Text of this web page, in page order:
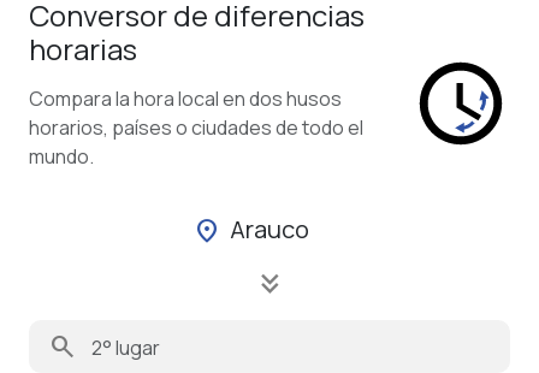
Conversor de diferencias
horarias
Compara la hora local en dos husos
horarios, países o ciudades de todo el
mundo.
location_on Arauco
keyboard_double_arrow_down
search